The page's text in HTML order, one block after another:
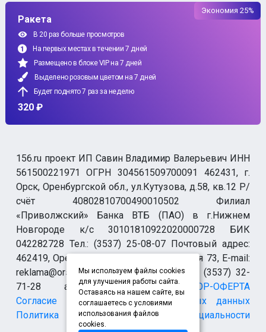
Ракета
В 20 раз больше просмотров
На первых местах в течении 7 дней
Размещено в блоке VIP на 7 дней
Выделено розовым цветом на 7 дней
Будет поднято 7 раз за неделю
320 ₽
Экономия 25%
156.ru проект ИП Савин Владимир Валерьевич ИНН
561500221971 ОГРН 304561509700091 462431, г.
Орск, Оренбургской обл., ул.Кутузова, д.58, кв.12 Р/
счёт 40802810700490010502 Филиал
«Приволжский» Банка ВТБ (ПАО) в г.Нижнем
Новгороде к/с 30101810922020000728 БИК
042282728 Тел.: (3537) 25-08-07 Почтовый адрес:
462419, Оренбургская обл., г. Орск-19 а/я 73, E-mail:
reklama@orsk.ru ТЕЛЕФОН МОДЕРАЦИИ (3537) 32-
71-28 allsupport@orsk.ruДОГОВОР-ОФЕРТА
Согласие на обработку персональных данных
Политика конфиденциальности
Мы используем файлы cookies
для улучшения работы сайта.
Оставаясь на нашем сайте, вы
соглашаетесь с условиями
использования файлов
cookies.